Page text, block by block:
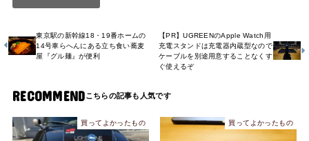
東京駅の新幹線18・19番ホームの
14号車らへんにある立ち食い蕎麦
屋『グル麺』が便利
【PR】UGREENのApple Watch用
充電スタンドは充電器内蔵型なので
ケーブルを別途用意することなくす
ぐ使えるぞ
RECOMMEND
買ってよかったもの 買ってよかったもの